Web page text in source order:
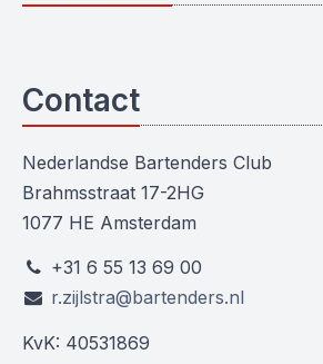
Contact
Nederlandse Bartenders Club
Brahmsstraat 17-2HG
1077 HE Amsterdam
+31 6 55 13 69 00
r.zijlstra@bartenders.nl
KvK: 40531869